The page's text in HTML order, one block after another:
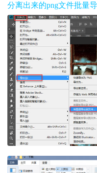
分离出来的png文件批量